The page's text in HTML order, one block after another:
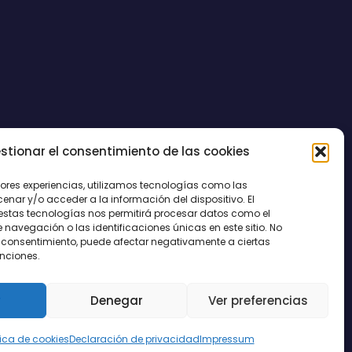
el consentimiento de las cookies
experiencias, utilizamos tecnologías como las
y/o acceder a la información del dispositivo. El
tecnologías nos permitirá procesar datos como el
o las identificaciones únicas en este sitio. No
consentimiento, puede afectar negativamente a ciertas
Denegar Ver preferencias
de cookiesDeclaración de privacidadImpressum
CONTACTO
|Política de Cookies|Privacidad